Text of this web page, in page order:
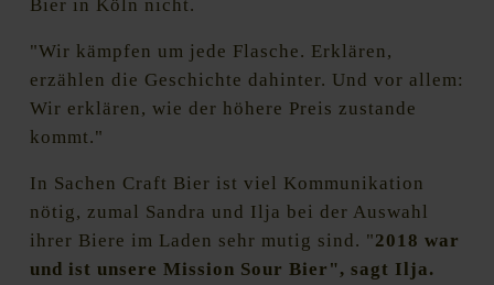
Bier in Köln nicht.
"Wir kämpfen um jede Flasche. Erklären,
erzählen die Geschichte dahinter. Und vor allem:
Wir erklären, wie der höhere Preis zustande
kommt."
In Sachen Craft Bier ist viel Kommunikation
nötig, zumal Sandra und Ilja bei der Auswahl
ihrer Biere im Laden sehr mutig sind. "2018 war
und ist unsere Mission Sour Bier", sagt Ilja.